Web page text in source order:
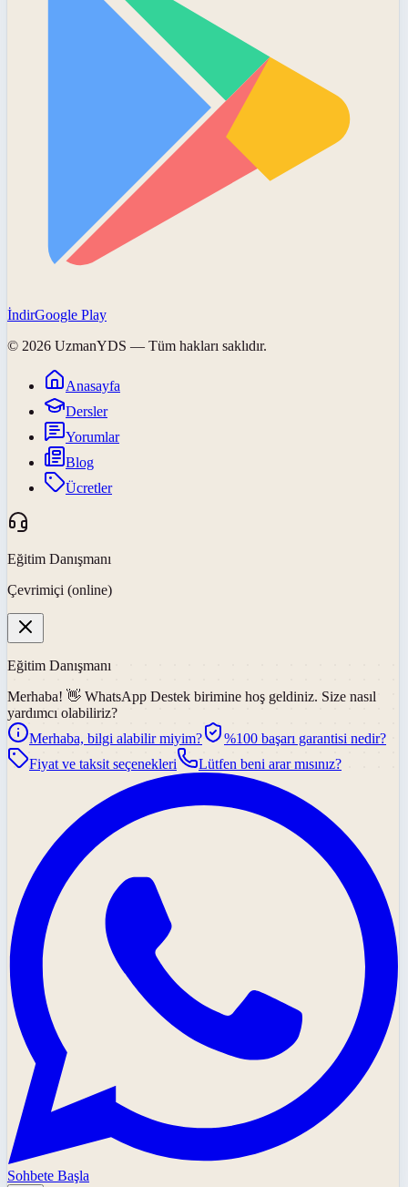
İndirGoogle Play
© 2026 UzmanYDS — Tüm hakları saklıdır.
Anasayfa
Dersler
Yorumlar
Blog
Ücretler
Eğitim Danışmanı
Çevrimiçi (online)
Eğitim Danışmanı
Merhaba! 👋 WhatsApp Destek birimine hoş geldiniz. Size nasıl
yardımcı olabiliriz?
Merhaba, bilgi alabilir miyim?
%100 başarı garantisi nedir?
Fiyat ve taksit seçenekleri
Lütfen beni arar mısınız?
Sohbete Başla